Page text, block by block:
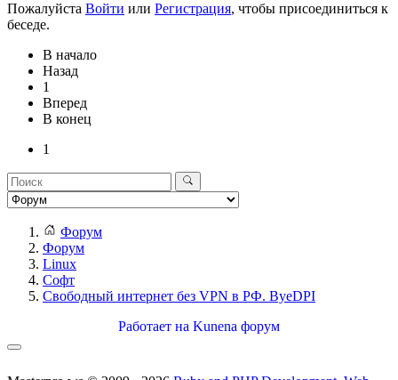
Пожалуйста Войти или Регистрация, чтобы присоединиться к
беседе.
В начало
Назад
1
Вперед
В конец
1
Форум
Форум
Linux
Софт
Свободный интернет без VPN в РФ. ByeDPI
Работает на Kunena форум